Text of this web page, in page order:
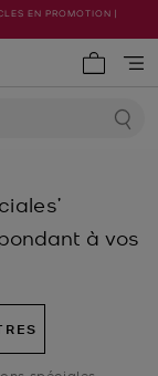
EN PROMOTION |
à vos